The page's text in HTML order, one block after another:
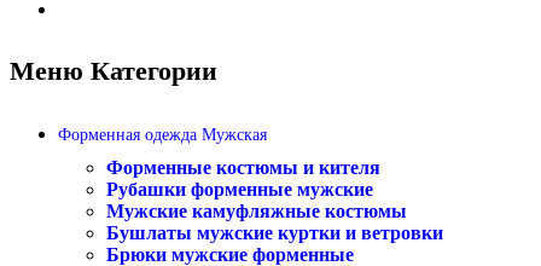
Меню Категории
Форменная одежда Мужская
Форменные костюмы и кителя
Рубашки форменные мужские
Мужские камуфляжные костюмы
Бушлаты мужские куртки и ветровки
Брюки мужские форменные